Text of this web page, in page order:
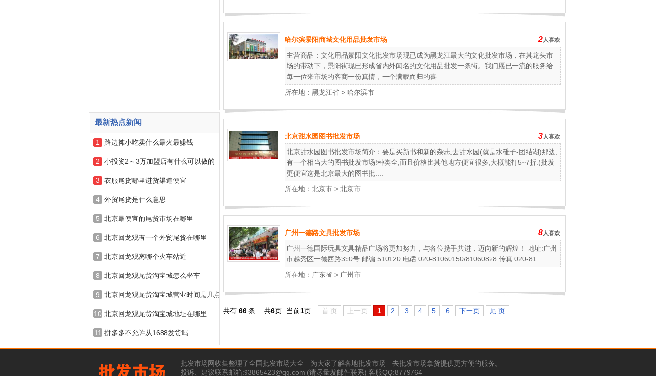
最新热点新闻
1 路边摊小吃卖什么最火最赚钱
2 小投资2～3万加盟店有什么可以做的
3 衣服尾货哪里进货渠道便宜
4 外贸尾货是什么意思
5 北京最便宜的尾货市场在哪里
6 北京回龙观有一个外贸尾货在哪里
7 北京回龙观离哪个火车站近
8 北京回龙观尾货淘宝城怎么坐车
9 北京回龙观尾货淘宝城营业时间是几点
10 北京回龙观尾货淘宝城地址在哪里
11 拼多多不允许从1688发货吗
哈尔滨景阳商城文化用品批发市场 2人喜欢
主营商品：文化用品景阳文化批发市场现已成为黑龙江最大的文化批发市场，在其龙头市
场的带动下，景阳街现已形成省内外闻名的文化用品批发一条街。我们愿已一流的服务给
每一位来市场的客商一份真情，一个满载而归的喜....
所在地： 黑龙江省 > 哈尔滨市
北京甜水园图书批发市场 3人喜欢
北京甜水园图书批发市场简介：要是买新书和新的杂志,去甜水园(就是水碓子-团结湖)那边,
有一个相当大的图书批发市场!种类全,而且价格比其他地方便宜很多,大概能打5~7折.(批发
更便宜这是北京最大的图书批....
所在地： 北京市 > 北京市
广州一德路文具批发市场 8人喜欢
广州一德国际玩具文具精品广场将更加努力，与各位携手共进，迈向新的辉煌！ 地址:广州
市越秀区一德西路390号 邮编:510120 电话:020-81060150/81060828 传真:020-81....
所在地： 广东省 > 广州市
共有 66 条 共6页 当前1页 首 页 上一页 1 2 3 4 5 6 下一页 尾 页
批发市场网收集整理了全国批发市场大全，为大家了解各地批发市场，去批发市场拿货提供更方便的服务。
投诉、建议联系邮箱:93865423@qq.com (请尽量发邮件联系) 客服QQ:8779764